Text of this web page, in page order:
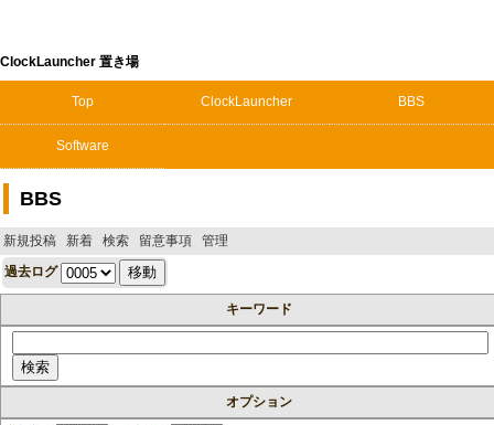
ClockLauncher 置き場
Top ClockLauncher BBS
Software
BBS
新規投稿 新着 検索 留意事項 管理
過去ログ
キーワード
オプション